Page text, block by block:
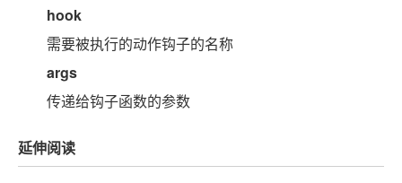
hook
需要被执行的动作钩子的名称
args
传递给钩子函数的参数
延伸阅读